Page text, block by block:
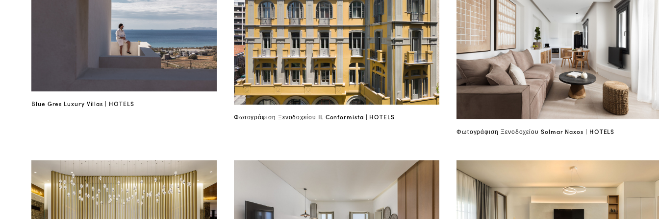
Blue Gres Luxury Villas | HOTELS
Φωτογράφιση Ξενοδοχείου IL Conformista | HOTELS
Φωτογράφιση Ξενοδοχείου Solmar Naxos | HOTELS